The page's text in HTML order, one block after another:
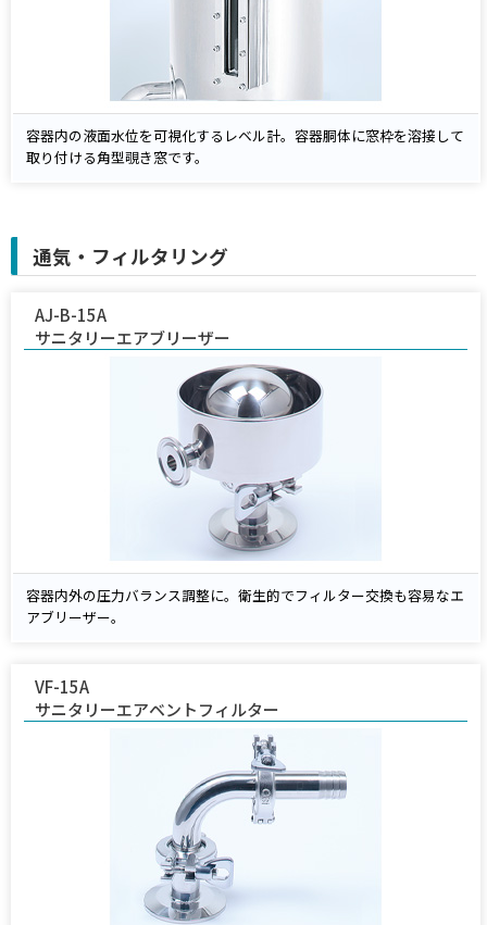
容器内の液面水位を可視化するレベル計。容器胴体に窓枠を溶接して
取り付ける角型覗き窓です。
通気・フィルタリング
AJ-B-15A
サニタリーエアブリーザー
容器内外の圧力バランス調整に。衛生的でフィルター交換も容易なエ
アブリーザー。
VF-15A
サニタリーエアベントフィルター